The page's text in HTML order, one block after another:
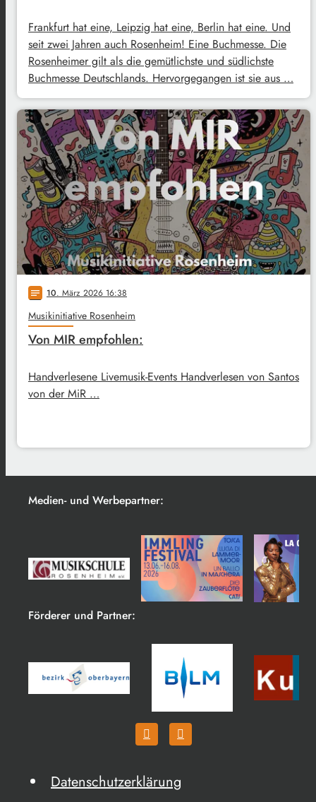
Frankfurt hat eine, Leipzig hat eine, Berlin hat eine. Und
seit zwei Jahren auch Rosenheim! Eine Buchmesse. Die
Rosenheimer gilt als die gemütlichste und südlichste
Buchmesse Deutschlands. Hervorgegangen ist sie aus …
notes 10. März 2026 16:38
Musikinitiative Rosenheim
Von MIR empfohlen:
Handverlesene Livemusik-Events Handverlesen von Santos
von der MiR …
Medien- und Werbepartner:
Förderer und Partner:
Datenschutzerklärung